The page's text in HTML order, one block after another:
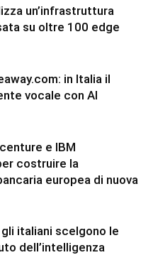
un’infrastruttura
su oltre 100 edge
in Italia il
vocale con AI
e IBM
costruire la
europea di nuova
italiani scelgono le
dell’intelligenza